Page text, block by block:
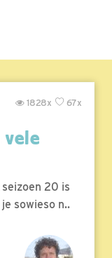
67x
1828x
vele
20 is
sowieso n..